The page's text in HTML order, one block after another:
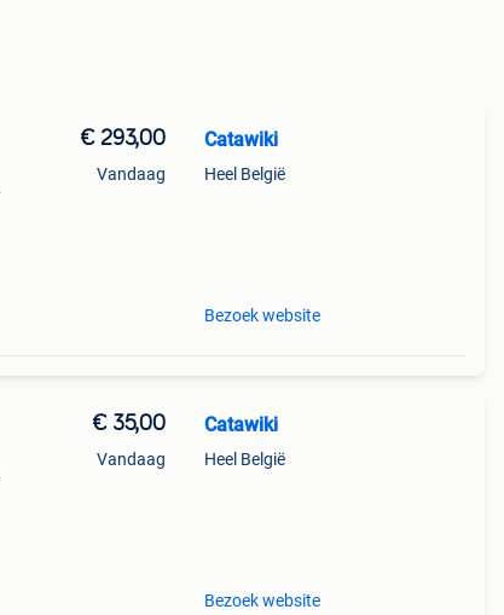
€ 293,00
Vandaag
Catawiki
Heel België
Bezoek website
€ 35,00
Vandaag
Catawiki
Heel België
Bezoek website